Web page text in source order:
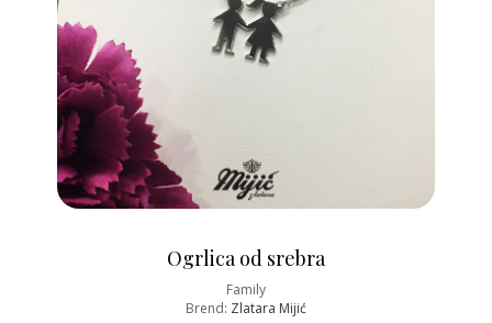
Ogrlica od srebra
Family
Brend: Zlatara Mijić